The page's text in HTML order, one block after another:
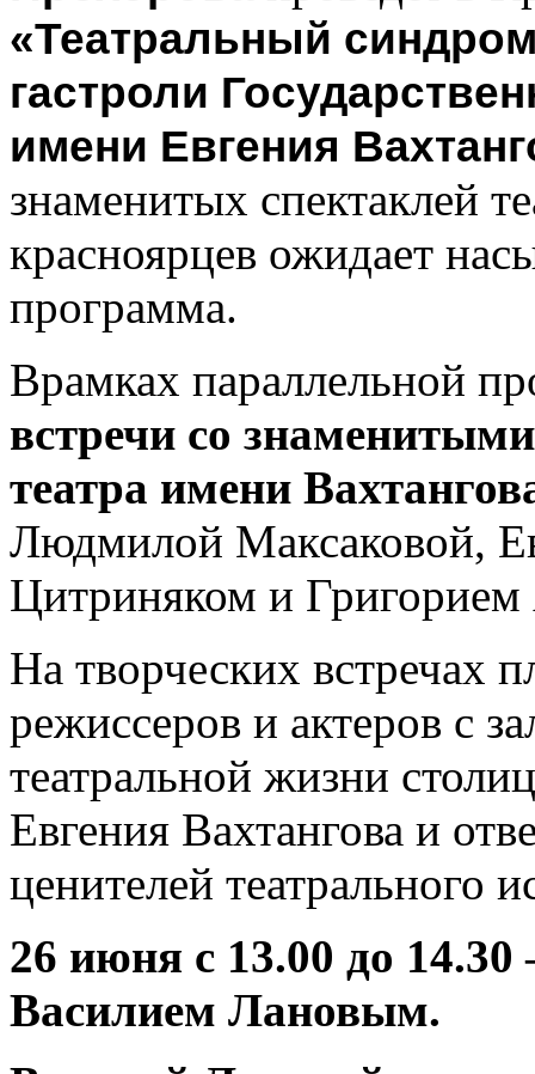
«Театральный
гастроли
имени Евгения
знаменитых спектаклей
красноярцев ожидает
программа.
Врамках параллельной
встречи со
театра имени
Людмилой Максаковой,
Цитриняком и
На творческих встречах
режиссеров и актеров с
театральной жизни
Евгения Вахтангова и
ценителей театрального
26 июня с 13.00 до 14.30
Василием Лановым.